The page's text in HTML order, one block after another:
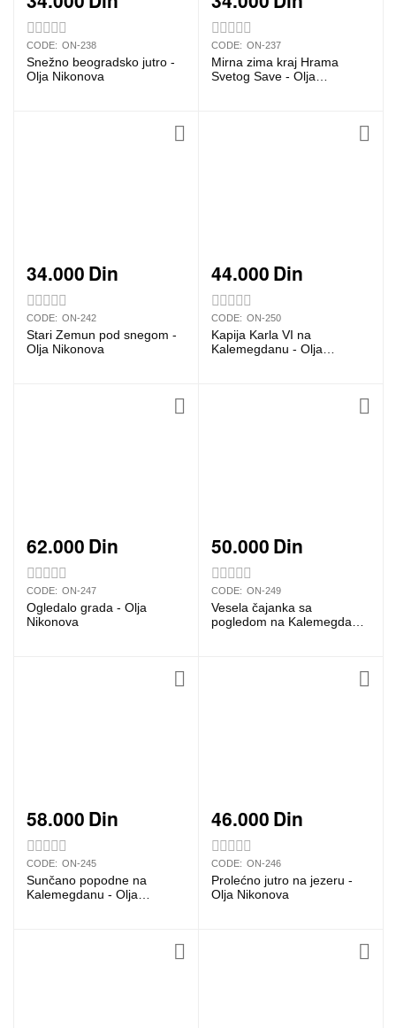
CODE: ON-238
Snežno beogradsko jutro -
Olja Nikonova
CODE: ON-237
Mirna zima kraj Hrama
Svetog Save - Olja
34.000 Din
CODE: ON-242
Stari Zemun pod snegom -
Olja Nikonova
44.000 Din
CODE: ON-250
Kapija Karla VI na
Kalemegdanu - Olja
62.000 Din
CODE: ON-247
Ogledalo grada - Olja
Nikonova
50.000 Din
CODE: ON-249
Vesela čajanka sa
pogledom na Kalemegdan -
58.000 Din
CODE: ON-245
Sunčano popodne na
Kalemegdanu - Olja
46.000 Din
CODE: ON-246
Prolećno jutro na jezeru -
Olja Nikonova